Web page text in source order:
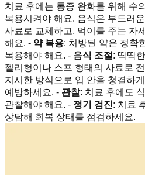
치료 후에는 통증 완화를 위해 수
복용시켜야 해요. 음식은 부드러
사료로 교체하고, 먹이를 주는 자
해요. - 약 복용: 처방된 약은 정확
복용해야 해요. - 음식 조절 : 딱딱
젤리형이나 스프 형태의 사료로
지시한 방식으로 입 안을 청결하
예방하세요. - 관찰: 치료 후에도
관찰해야 해요. - 정기 검진: 치료
상담해 회복 상태를 점검하세요.